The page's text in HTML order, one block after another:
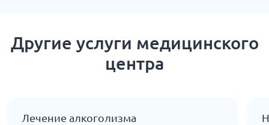
Другие услуги медицинского
центра
Лечение алкоголизма